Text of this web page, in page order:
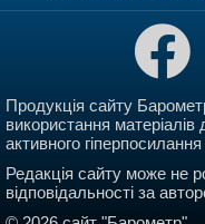
Продукція сайту
використання
активного
Редакція сайту може не
відповідальності за